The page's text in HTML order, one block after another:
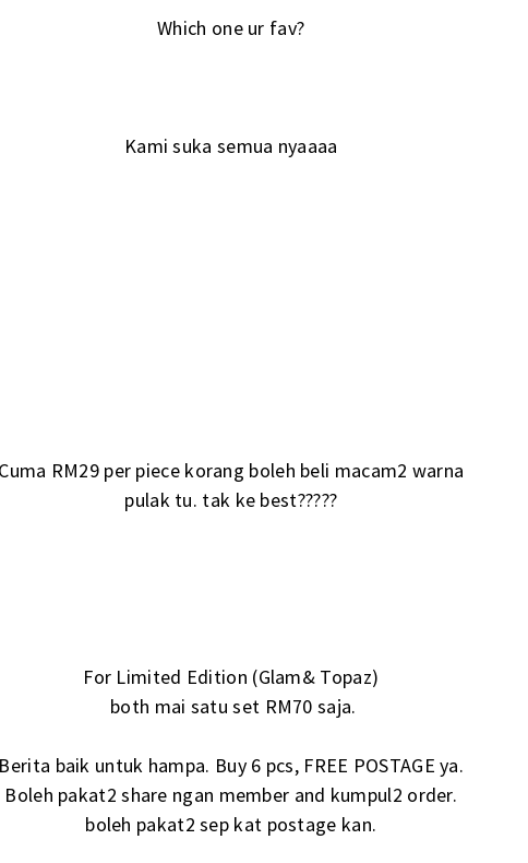
Which one ur fav?
Kami suka semua nyaaaa
Cuma RM29 per piece korang boleh beli macam2 warna
pulak tu. tak ke best?????
For Limited Edition (Glam& Topaz)
both mai satu set RM70 saja.
Berita baik untuk hampa. Buy 6 pcs, FREE POSTAGE ya.
Boleh pakat2 share ngan member and kumpul2 order.
boleh pakat2 sep kat postage kan.